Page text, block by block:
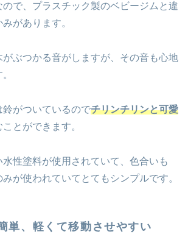
ので、プラスチック製のベビージムと違
があります。
がぶつかる音がしますが、その音も心地
がついているのでチリンチリンと可愛
とができます。
性塗料が使用されていて、色合いも
が使われていてとてもシンプルです。
単、軽くて移動させやすい